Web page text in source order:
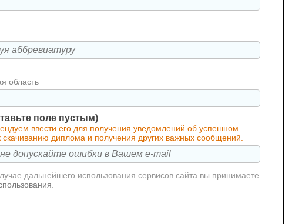
область
поле пустым)
ввести его для получения уведомлений об успешном
скачиванию диплома и получения других важных сообщений.
дальнейшего использования сервисов сайта вы принимаете